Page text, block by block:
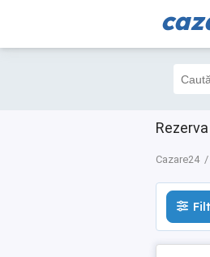
Cazare24